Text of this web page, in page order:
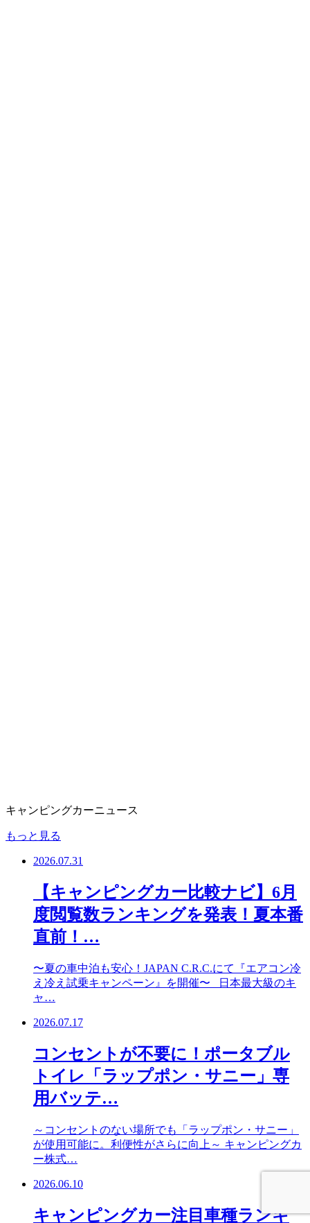
キャンピングカーニュース
もっと見る
2026.07.31
【キャンピングカー比較ナビ】6月
度閲覧数ランキングを発表！夏本番
直前！…
〜夏の車中泊も安心！JAPAN C.R.C.にて『エアコン冷
え冷え試乗キャンペーン』を開催〜 日本最大級のキ
ャ…
2026.07.17
コンセントが不要に！ポータブル
トイレ「ラップポン・サニー」専
用バッテ…
～コンセントのない場所でも「ラップポン・サニー」
が使用可能に。利便性がさらに向上～ キャンピングカ
ー株式…
2026.06.10
キャンピングカー注目車種ランキ